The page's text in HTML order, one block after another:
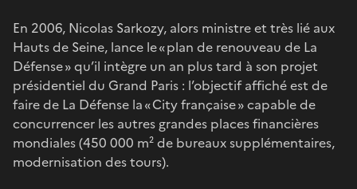
En 2006, Nicolas Sarkozy, alors ministre et très lié aux
Hauts de Seine, lance le « plan de renouveau de La
Défense » qu’il intègre un an plus tard à son projet
présidentiel du Grand Paris : l’objectif affiché est de
faire de La Défense la « City française » capable de
concurrencer les autres grandes places financières
mondiales (450 000 m² de bureaux supplémentaires,
modernisation des tours).